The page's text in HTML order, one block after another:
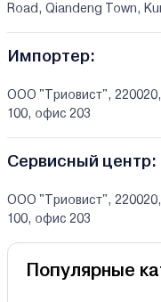
Road, Qiandeng Town,
Импортер:
ООО "Триовист",
100, офис 203
Сервисный центр:
ООО "Триовист",
100, офис 203
Популярные